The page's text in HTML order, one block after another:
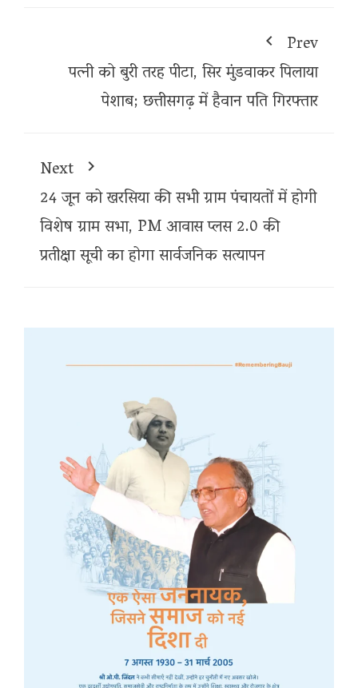
Prev
पत्नी को बुरी तरह पीटा, सिर मुंडवाकर पिलाया
पेशाब; छत्तीसगढ़ में हैवान पति गिरफ्तार
Next
24 जून को खरसिया की सभी ग्राम पंचायतों में होगी
विशेष ग्राम सभा, PM आवास प्लस 2.0 की
प्रतीक्षा सूची का होगा सार्वजनिक सत्यापन